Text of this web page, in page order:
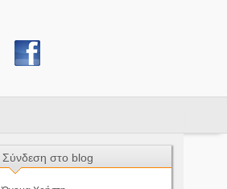
Σύνδεση στο blog